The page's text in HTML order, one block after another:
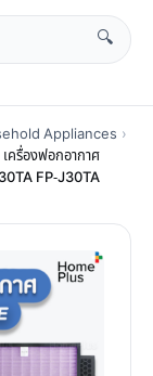
🔍
Appliances ›
ครื่องฟอกอากาศ
FP-J30TA